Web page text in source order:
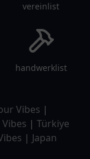
vereinlist
handwerklist
Vibes |
| Türkiye
| Japan